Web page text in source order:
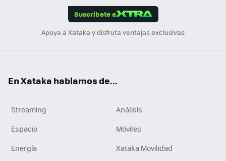
Suscríbete a
Apoya a Xataka y disfruta ventajas exclusivas
En Xataka hablamos de...
Streaming
Análisis
Espacio
Móviles
Energía
Xataka Movilidad